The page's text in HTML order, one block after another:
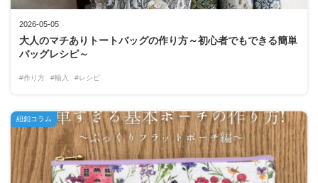
2026-05-05
大人のマチありトートバッグの作り方～初心者でもできる簡単
バッグレシピ～
#作り方 #輸入 #レシピ
紐釦コラム